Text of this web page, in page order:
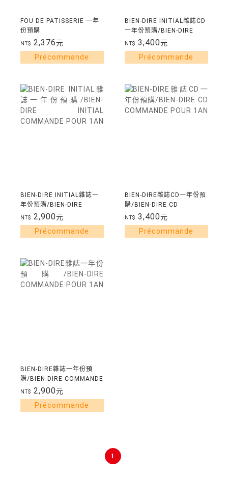
FOU DE PATISSERIE 一年
份預購
NT$ 2,376元
BIEN-DIRE INITIAL雜誌CD
一年份預購/BIEN-DIRE
INITIAL CD COMMANDE
POUR 1AN
NT$ 3,400元
BIEN-DIRE INITIAL雜誌一
年份預購/BIEN-DIRE
INITIAL COMMANDE
POUR 1AN
NT$ 2,900元
BIEN-DIRE雜誌CD一年份預
購/BIEN-DIRE CD
COMMANDE POUR 1AN
NT$ 3,400元
BIEN-DIRE雜誌一年份預
購/BIEN-DIRE COMMANDE
POUR 1AN
NT$ 2,900元
1